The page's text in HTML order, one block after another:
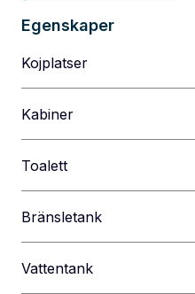
Egenskaper
Kojplatser
Kabiner
Toalett
Bränsletank
Vattentank